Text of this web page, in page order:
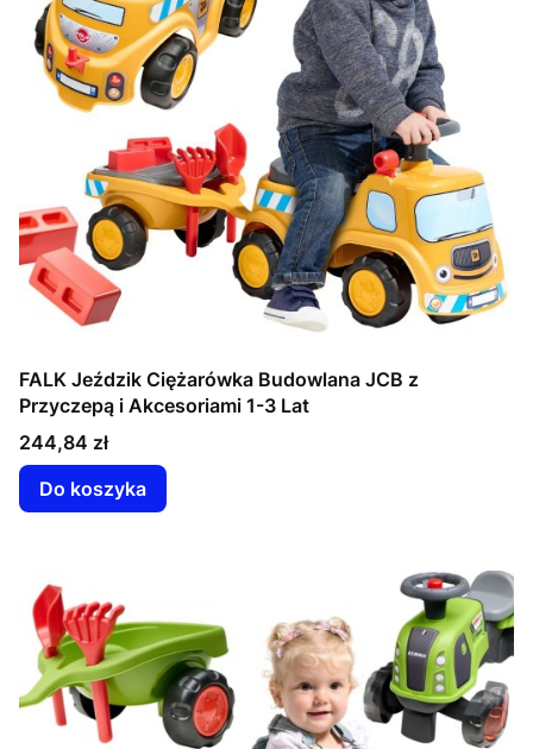
FALK Jeździk Ciężarówka Budowlana JCB z
Przyczepą i Akcesoriami 1-3 Lat
Cena
244,84 zł
Do koszyka